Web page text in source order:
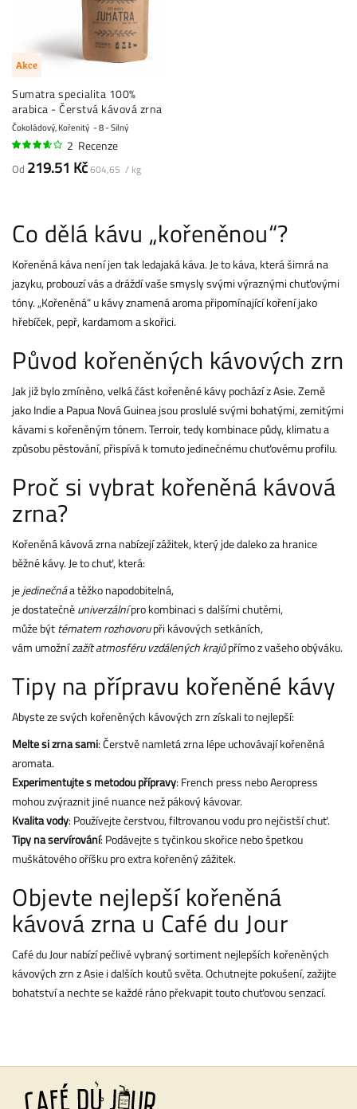
Akce
Sumatra specialita 100%
arabica - Čerstvá kávová zrna
Čokoládový, Kořenitý 8 - Silný
70%
2 Recenze
Od 219.51 Kč604,65 / kg
Co dělá kávu „kořeněnou“?
Kořeněná káva není jen tak ledajaká káva. Je to káva, která šimrá na
jazyku, probouzí vás a dráždí vaše smysly svými výraznými chuťovými
tóny. „Kořeněná“ u kávy znamená aroma připomínající koření jako
hřebíček, pepř, kardamom a skořici.
Původ kořeněných kávových zrn
Jak již bylo zmíněno, velká část kořeněné kávy pochází z Asie. Země
jako Indie a Papua Nová Guinea jsou proslulé svými bohatými, zemitými
kávami s kořeněným tónem. Terroir, tedy kombinace půdy, klimatu a
způsobu pěstování, přispívá k tomuto jedinečnému chuťovému profilu.
Proč si vybrat kořeněná kávová
zrna?
Kořeněná kávová zrna nabízejí zážitek, který jde daleko za hranice
běžné kávy. Je to chuť, která:
jejedinečnáa těžko napodobitelná,
je dostatečněuniverzálnípro kombinaci s dalšími chutěmi,
může býttématem rozhovorupři kávových setkáních,
vám umožnízažít atmosféru vzdálených krajůpřímo z vašeho obýváku.
Tipy na přípravu kořeněné kávy
Abyste ze svých kořeněných kávových zrn získali to nejlepší:
Melte si zrna sami: Čerstvě namletá zrna lépe uchovávají kořeněná
aromata.
Experimentujte s metodou přípravy: French press nebo Aeropress
mohou zvýraznit jiné nuance než pákový kávovar.
Kvalita vody: Používejte čerstvou, filtrovanou vodu pro nejčistší chuť.
Tipy na servírování: Podávejte s tyčinkou skořice nebo špetkou
muškátového oříšku pro extra kořeněný zážitek.
Objevte nejlepší kořeněná
kávová zrna u Café du Jour
Café du Jour nabízí pečlivě vybraný sortiment nejlepších kořeněných
kávových zrn z Asie i dalších koutů světa. Ochutnejte pokušení, zažijte
bohatství a nechte se každé ráno překvapit touto chuťovou senzací.